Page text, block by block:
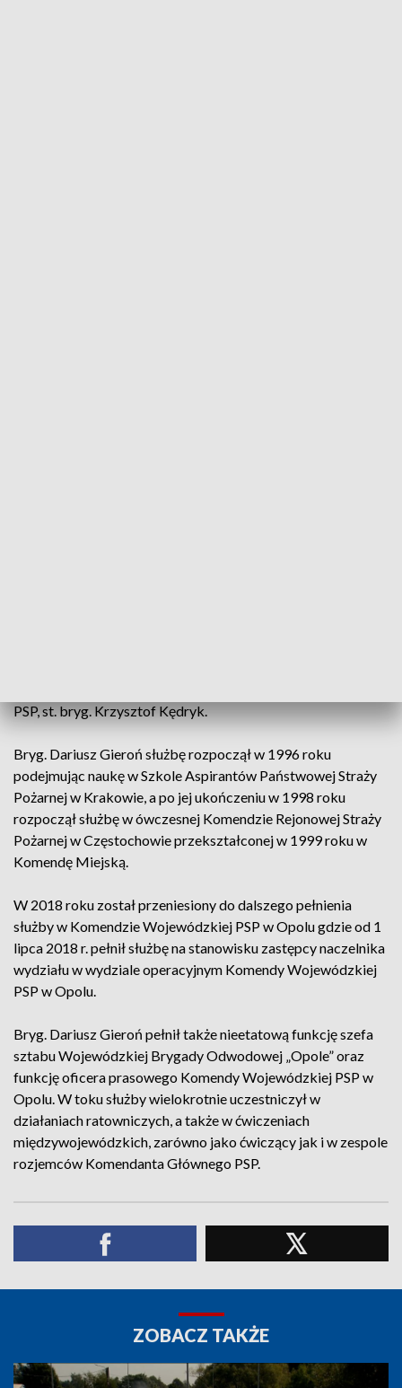
PSP, st. bryg. Krzysztof Kędryk.
Bryg. Dariusz Gieroń służbę rozpoczął w 1996 roku
podejmując naukę w Szkole Aspirantów Państwowej Straży
Pożarnej w Krakowie, a po jej ukończeniu w 1998 roku
rozpoczął służbę w ówczesnej Komendzie Rejonowej Straży
Pożarnej w Częstochowie przekształconej w 1999 roku w
Komendę Miejską.
W 2018 roku został przeniesiony do dalszego pełnienia
służby w Komendzie Wojewódzkiej PSP w Opolu gdzie od 1
lipca 2018 r. pełnił służbę na stanowisku zastępcy naczelnika
wydziału w wydziale operacyjnym Komendy Wojewódzkiej
PSP w Opolu.
Bryg. Dariusz Gieroń pełnił także nieetatową funkcję szefa
sztabu Wojewódzkiej Brygady Odwodowej „Opole” oraz
funkcję oficera prasowego Komendy Wojewódzkiej PSP w
Opolu. W toku służby wielokrotnie uczestniczył w
działaniach ratowniczych, a także w ćwiczeniach
międzywojewódzkich, zarówno jako ćwiczący jak i w zespole
rozjemców Komendanta Głównego PSP.
ZOBACZ TAKŻE